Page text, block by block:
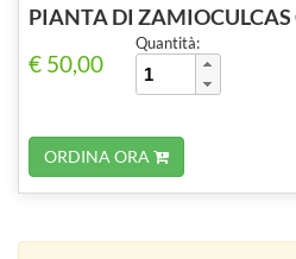
PIANTA DI ZAMIOCULCAS
€ 50,00
Quantità:
ORDINA ORA